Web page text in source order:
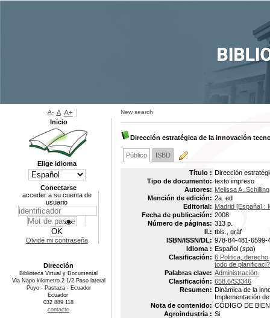
New search
Dirección estratégica de la innovación
Público ISBD
Título : Dirección
Tipo de documento: texto impreso
Autores: Melissa A. Schilling
Mención de edición: 2a. ed
Editorial: Madrid [España] :
Fecha de publicación: 2008
Número de páginas: 313 p.
Il.: tbls., gráf
ISBN/ISSN/DL: 978-84-481-6599-
Idioma : Español (spa)
Clasificación: 6 Politica,
todo de
Palabras clave: Administración.
Clasificación: 658.6/S3346
Resumen: Dinámica de la
Implementación
Nota de contenido: CÓDIGO DE
Agroindustria : Si
A- A A+
Inicio
Elige idioma
Conectarse
acceder a su cuenta de
usuario
Olvidé mi contraseña
Dirección
Biblioteca Virtual y Documental
Via Napo kilometro 2 1/2 Paso lateral
Puyo - Pastaza - Ecuador
Ecuador
032 889 118
contacto